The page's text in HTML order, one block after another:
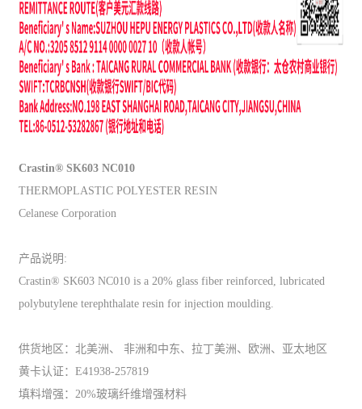
Crastin® SK603 NC010
THERMOPLASTIC POLYESTER RESIN
Celanese Corporation
产品说明:
Crastin® SK603 NC010 is a 20% glass fiber reinforced, lubricated
polybutylene terephthalate resin for injection moulding.
供货地区：北美洲、 非洲和中东、拉丁美洲、欧洲、亚太地区
黄卡认证：E41938-257819
填料增强：20%玻璃纤维增强材料